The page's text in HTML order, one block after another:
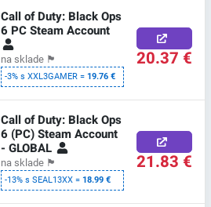
Call of Duty: Black Ops
6 PC Steam Account
na sklade 🏴
-3% s XXL3GAMER =19.76 €
20.37 €
Call of Duty: Black Ops
6 (PC) Steam Account
- GLOBAL
na sklade 🏴
-13% s SEAL13XX =18.99 €
21.83 €